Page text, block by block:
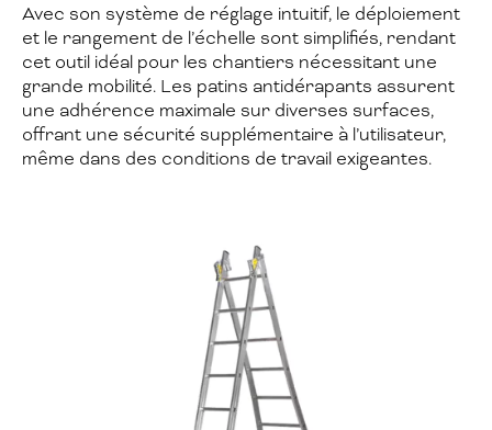
Avec son système de réglage intuitif, le déploiement
et le rangement de l’échelle sont simplifiés, rendant
cet outil idéal pour les chantiers nécessitant une
grande mobilité. Les patins antidérapants assurent
une adhérence maximale sur diverses surfaces,
offrant une sécurité supplémentaire à l’utilisateur,
même dans des conditions de travail exigeantes.